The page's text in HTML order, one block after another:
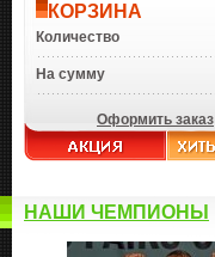
КОРЗИНА
Количество
На сумму
Оформить заказ
НАШИ ЧЕМПИОНЫ